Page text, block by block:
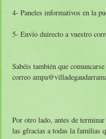
4- Paneles informativos en la
5- Envío duirecto a vuestro
Sabéis también que
correo
Por otro lado, antes de
las gfracias a todas la familias